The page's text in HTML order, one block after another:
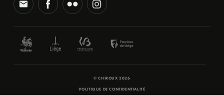
© CHIROUX 2026
POLITIQUE DE CONFIDENTIALITÉ